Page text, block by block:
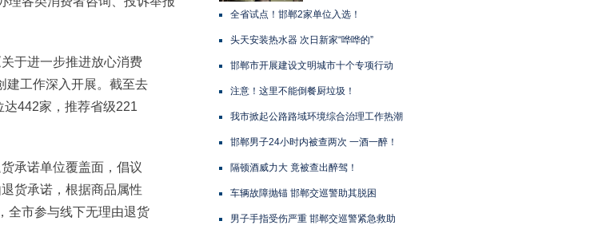
于进一步推进放心消费
建工作深入开展。截至去
442家，推荐省级221
承诺单位覆盖面，倡议
货承诺，根据商品属性
全市参与线下无理由退货
全省试点！邯郸2家单位入选！
头天安装热水器 次日新家“哗哗的”
邯郸市开展建设文明城市十个专项行动
注意！这里不能倒餐厨垃圾！
我市掀起公路路域环境综合治理工作热潮
邯郸男子24小时内被查两次 一酒一醉！
隔顿酒威力大 竟被查出醉驾！
车辆故障抛锚 邯郸交巡警助其脱困
男子手指受伤严重 邯郸交巡警紧急救助